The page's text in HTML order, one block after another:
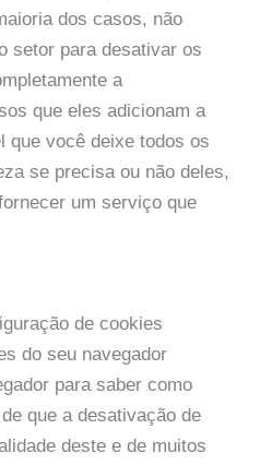
dos casos, não
setor para desativar os
a
que eles adicionam a
que você deixe todos os
se precisa ou não deles,
um serviço que
de cookies
do seu navegador
para saber como
que a desativação de
deste e de muitos